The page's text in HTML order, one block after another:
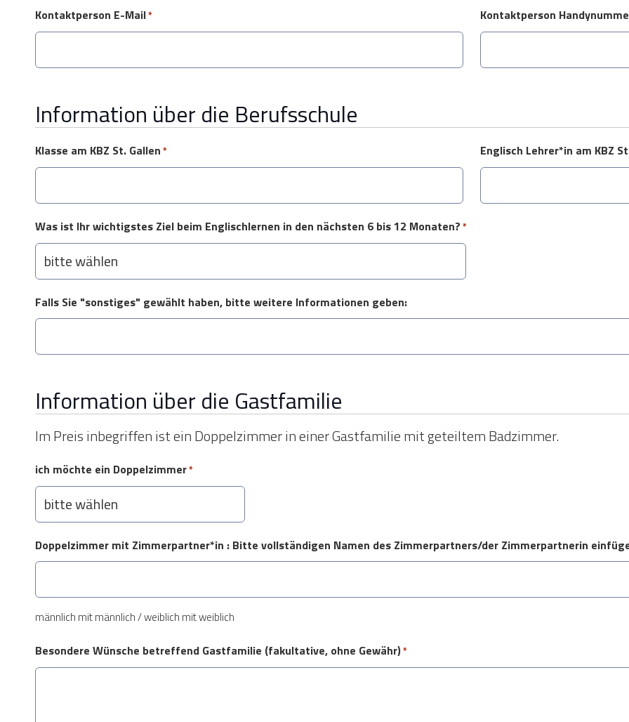
Kontaktperson E-Mail* Kontaktperson
Information über die Berufsschule
Klasse am KBZ St. Gallen * Englisch Lehrer*in am KBZ
Was ist Ihr wichtigstes Ziel beim Englischlernen in den nächsten 6 bis 12 Monaten? *
Falls Sie "sonstiges" gewählt haben, bitte weitere Informationen geben:
Information über die Gastfamilie
Im Preis inbegriffen ist ein Doppelzimmer in einer Gastfamilie mit geteiltem Badzimmer.
ich möchte ein Doppelzimmer*
Doppelzimmer mit Zimmerpartner*in : Bitte vollständigen Namen des Zimmerpartners/der Zimmerpartnerin
männlich mit männlich / weiblich mit weiblich
Besondere Wünsche betreffend Gastfamilie (fakultative, ohne Gewähr)*